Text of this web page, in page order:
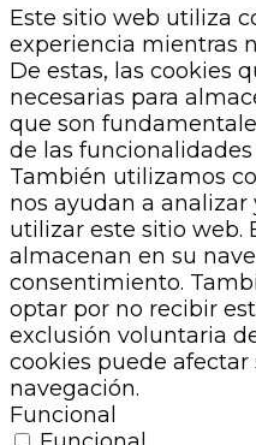
Este sitio web utiliza
experiencia mientras
De estas, las cookies
necesarias para
que son
de las
También utilizamos
nos ayudan a
utilizar este sitio web.
almacenan en su
consentimiento.
optar por no recibir
exclusión voluntaria
cookies puede
navegación.
Funcional